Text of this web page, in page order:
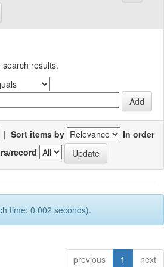
results.
| Sort items by
In order
record
time: 0.002 seconds).
previous 1 next